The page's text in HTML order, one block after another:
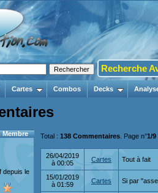
Recherche
Cartes Combos Decks
Membre
depuis le
Total : 138 Commentaires . Page n°1/9
26/04/2019
à 00:05
Cartes Tout à fait
15/01/2019
à 01:59
Cartes Si par